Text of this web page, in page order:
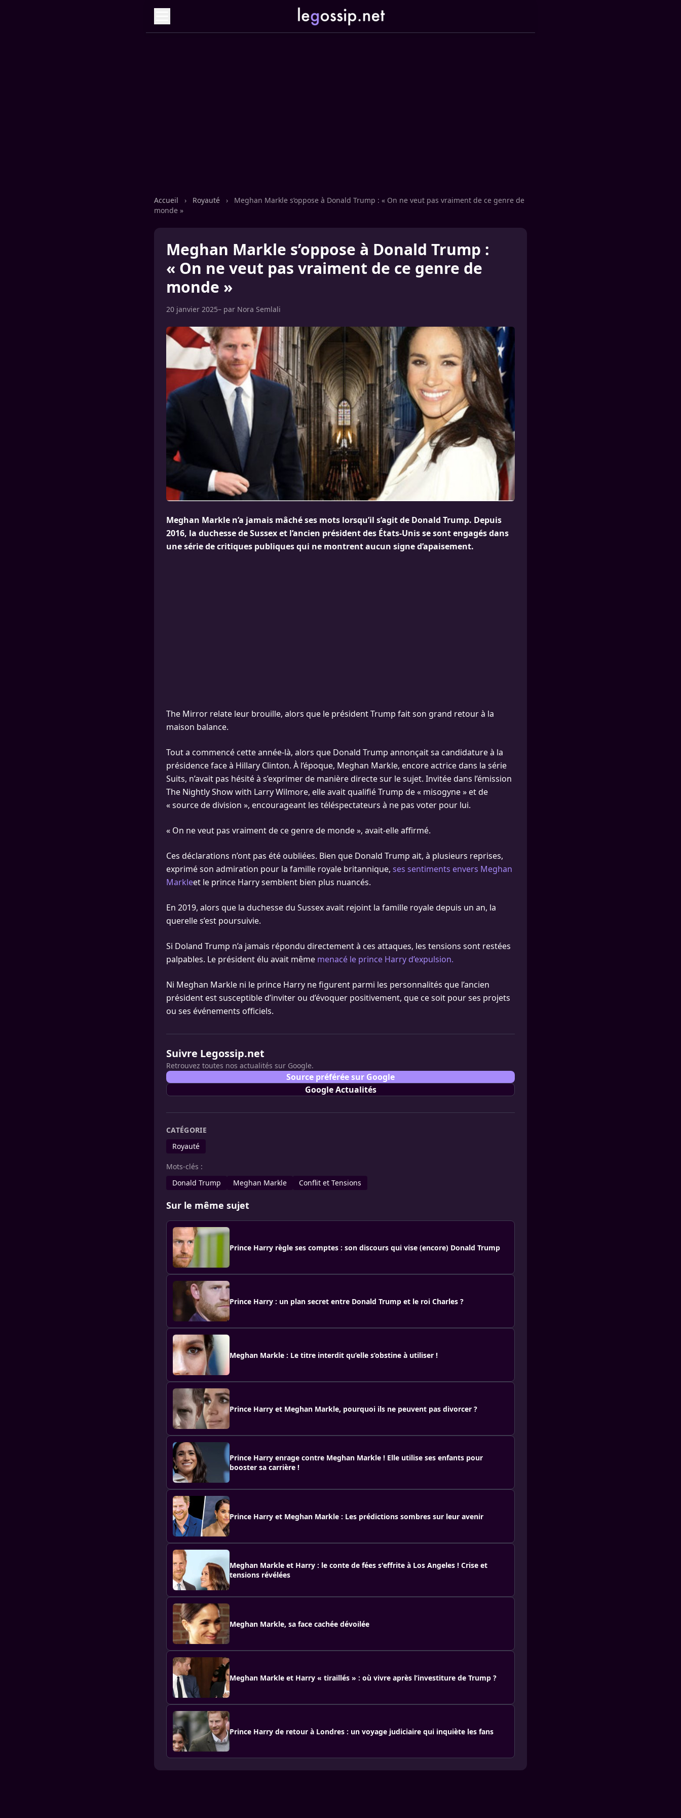
Accueil › Royauté ›
Meghan Markle s’oppose à Donald Trump : « On ne veut pas vraiment de ce genre de
monde »
Meghan Markle s’oppose à Donald Trump :
« On ne veut pas vraiment de ce genre de
monde »
20 janvier 2025– par Nora Semlali
Meghan Markle n’a jamais mâché ses mots lorsqu’il s’agit de Donald Trump. Depuis
2016, la duchesse de Sussex et l’ancien président des États-Unis se sont engagés dans
une série de critiques publiques qui ne montrent aucun signe d’apaisement.
The Mirror relate leur brouille, alors que le président Trump fait son grand retour à la
maison balance.
Tout a commencé cette année-là, alors que Donald Trump annonçait sa candidature à la
présidence face à Hillary Clinton. À l’époque, Meghan Markle, encore actrice dans la série
Suits, n’avait pas hésité à s’exprimer de manière directe sur le sujet. Invitée dans l’émission
The Nightly Show with Larry Wilmore, elle avait qualifié Trump de « misogyne » et de
« source de division », encourageant les téléspectateurs à ne pas voter pour lui.
« On ne veut pas vraiment de ce genre de monde », avait-elle affirmé.
Ces déclarations n’ont pas été oubliées. Bien que Donald Trump ait, à plusieurs reprises,
exprimé son admiration pour la famille royale britannique, ses sentiments envers Meghan
Markleet le prince Harry semblent bien plus nuancés.
En 2019, alors que la duchesse du Sussex avait rejoint la famille royale depuis un an, la
querelle s’est poursuivie.
Si Doland Trump n’a jamais répondu directement à ces attaques, les tensions sont restées
palpables. Le président élu avait même menacé le prince Harry d’expulsion.
Ni Meghan Markle ni le prince Harry ne figurent parmi les personnalités que l’ancien
président est susceptible d’inviter ou d’évoquer positivement, que ce soit pour ses projets
ou ses événements officiels.
Suivre Legossip.net
Retrouvez toutes nos actualités sur Google.
Source préférée sur Google
Google Actualités
CATÉGORIE
Royauté
Mots-clés :
Donald Trump
Meghan Markle Conflit et Tensions
Sur le même sujet
Prince Harry règle ses comptes : son discours qui vise (encore) Donald Trump
Prince Harry : un plan secret entre Donald Trump et le roi Charles ?
Meghan Markle : Le titre interdit qu’elle s’obstine à utiliser !
Prince Harry et Meghan Markle, pourquoi ils ne peuvent pas divorcer ?
Prince Harry enrage contre Meghan Markle ! Elle utilise ses enfants pour
booster sa carrière !
Prince Harry et Meghan Markle : Les prédictions sombres sur leur avenir
Meghan Markle et Harry : le conte de fées s'effrite à Los Angeles ! Crise et
tensions révélées
Meghan Markle, sa face cachée dévoilée
Meghan Markle et Harry « tiraillés » : où vivre après l’investiture de Trump ?
Prince Harry de retour à Londres : un voyage judiciaire qui inquiète les fans